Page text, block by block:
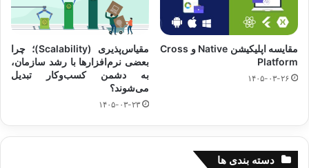
مقایسه اپلیکیشن Native و Cross
Platform
۱۴۰۵-۰۳-۲۶
مقیاس‌پذیری (Scalability)؛ چرا
بعضی نرم‌افزارها با رشد سازمان،
به دشمن کسب‌وکار تبدیل
می‌شوند؟
۱۴۰۵-۰۳-۲۳
دسته بندی ها